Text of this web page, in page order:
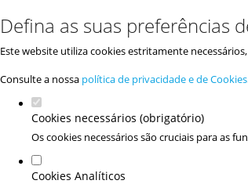
Defina as suas preferências
Este website utiliza cookies estritamente
Consulte a nossa política de privacidade e de Cookies
Cookies necessários (obrigatório)
Os cookies necessários são cruciais para as
Cookies Analíticos